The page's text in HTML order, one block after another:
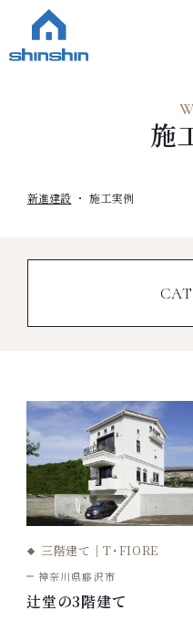
施
新進建設 施工実例
三階建て｜T･FIORE
神奈川県藤沢市
辻堂の3階建て